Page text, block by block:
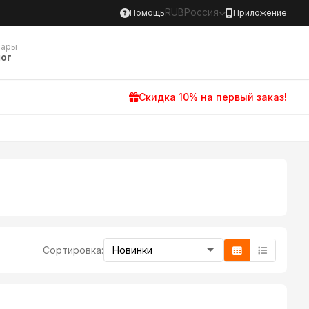
Помощь RUBРоссия Приложение
Скидка 10% на первый заказ!
Сортировка: